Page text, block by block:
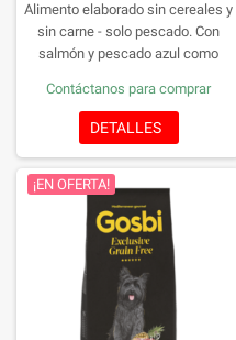
Alimento elaborado sin cereales y
sin carne - solo pescado. Con
salmón y pescado azul como
una receta 100% natural inspirada
en la dieta mediterránea y
enriquecido con la Fórmula
Provital, con prebióticos y
probióticos para promover la salud
intestinal y reforzar el sistema
inmunitario. Hipoalergénico.
Tamaño de la croqueta: 23 mm
Contáctanos para comprar
DETALLES
¡EN OFERTA!